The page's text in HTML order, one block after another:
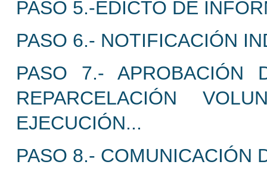
PASO 5.-EDICTO DE
PASO 6.- NOTIFICACIÓN
PASO 7.- APROBACIÓN
REPARCELACIÓN
EJECUCIÓN...
PASO 8.- COMUNICACIÓN